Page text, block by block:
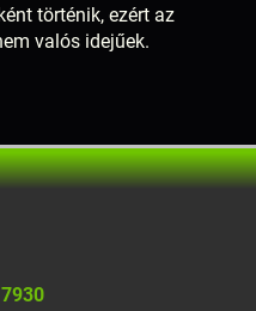
történik, ezért az
valós idejűek.